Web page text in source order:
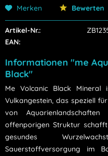
Merken Bewerten
Artikel-Nr.:
EAN:
Informationen "me
Black"
Me Volcanic Black Mineral
Vulkangestein, das speziell
von
offenporigen Struktur
gesundes
Sauerstoffversorgung im